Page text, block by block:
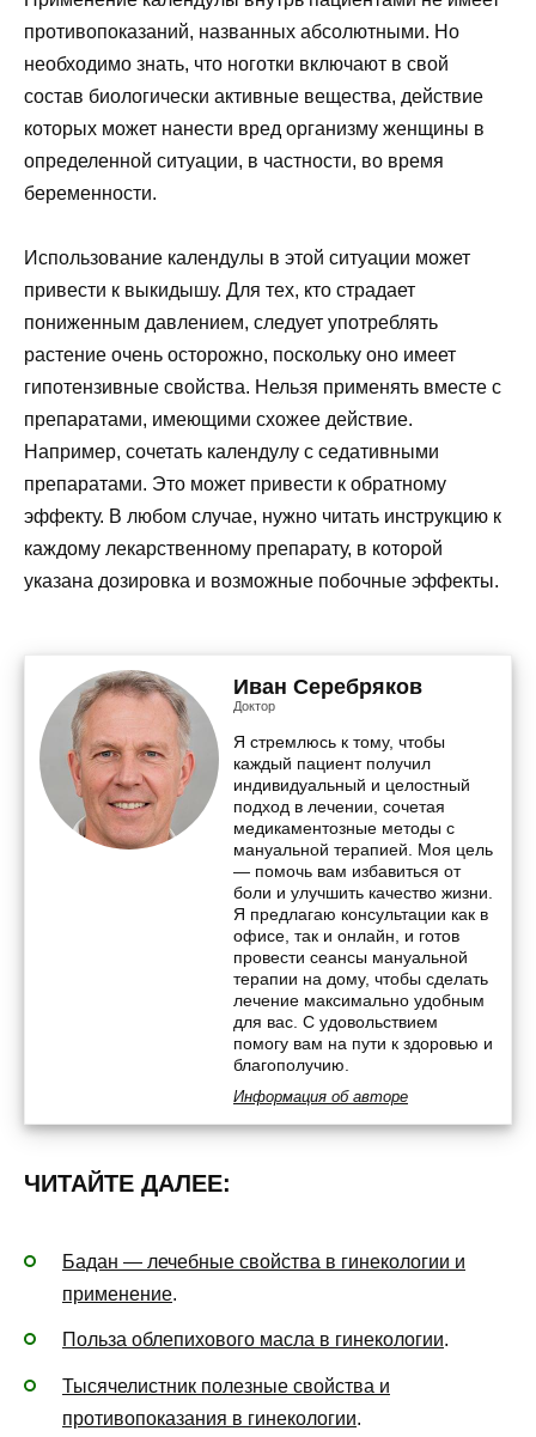
противопоказаний, названных абсолютными. Но
необходимо знать, что ноготки включают в свой
состав биологически активные вещества, действие
которых может нанести вред организму женщины в
определенной ситуации, в частности, во время
беременности.
Использование календулы в этой ситуации может
привести к выкидышу. Для тех, кто страдает
пониженным давлением, следует употреблять
растение очень осторожно, поскольку оно имеет
гипотензивные свойства. Нельзя применять вместе с
препаратами, имеющими схожее действие.
Например, сочетать календулу с седативными
препаратами. Это может привести к обратному
эффекту. В любом случае, нужно читать инструкцию к
каждому лекарственному препарату, в которой
указана дозировка и возможные побочные эффекты.
Иван Серебряков
Доктор
Я стремлюсь к тому, чтобы
каждый пациент получил
индивидуальный и целостный
подход в лечении, сочетая
медикаментозные методы с
мануальной терапией. Моя цель
— помочь вам избавиться от
боли и улучшить качество жизни.
Я предлагаю консультации как в
офисе, так и онлайн, и готов
провести сеансы мануальной
терапии на дому, чтобы сделать
лечение максимально удобным
для вас. С удовольствием
помогу вам на пути к здоровью и
благополучию.
Информация об авторе
ЧИТАЙТЕ ДАЛЕЕ:
Бадан — лечебные свойства в гинекологии и
применение.
Польза облепихового масла в гинекологии.
Тысячелистник полезные свойства и
противопоказания в гинекологии.